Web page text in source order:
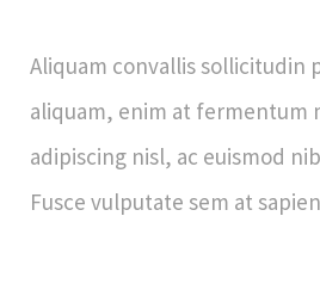
Aliquam convallis sollicitudin
aliquam, enim at fermentum
adipiscing nisl, ac euismod
Fusce vulputate sem at